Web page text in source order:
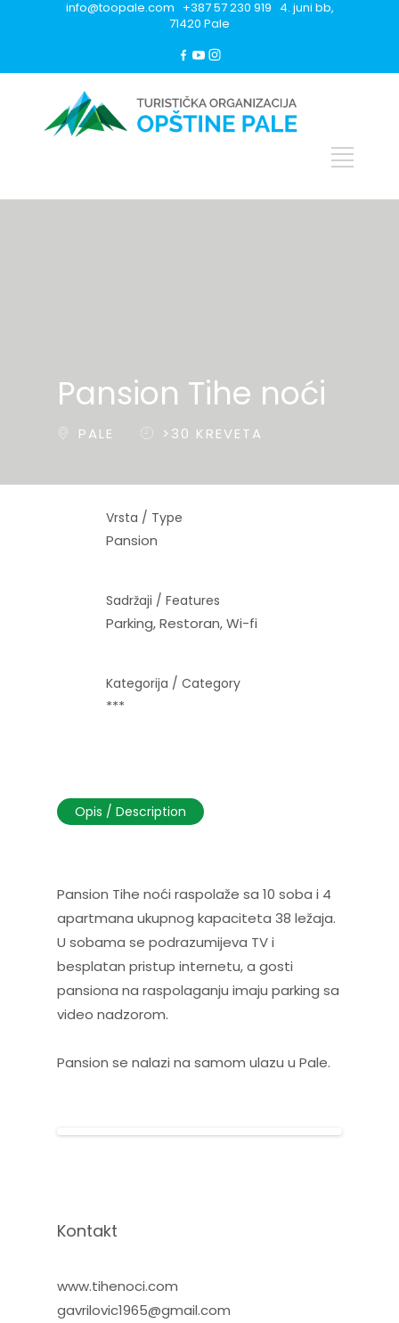
info@toopale.com +387 57 230 919 4. juni bb,
71420 Pale
Pansion Tihe noći
PALE >30 KREVETA
Vrsta / Type
Pansion
Sadržaji / Features
Parking, Restoran, Wi-fi
Kategorija / Category
***
Opis / Description
Pansion Tihe noći raspolaže sa 10 soba i 4
apartmana ukupnog kapaciteta 38 ležaja.
U sobama se podrazumijeva TV i
besplatan pristup internetu, a gosti
pansiona na raspolaganju imaju parking sa
video nadzorom.
Pansion se nalazi na samom ulazu u Pale.
Kontakt
www.tihenoci.com
gavrilovic1965@gmail.com